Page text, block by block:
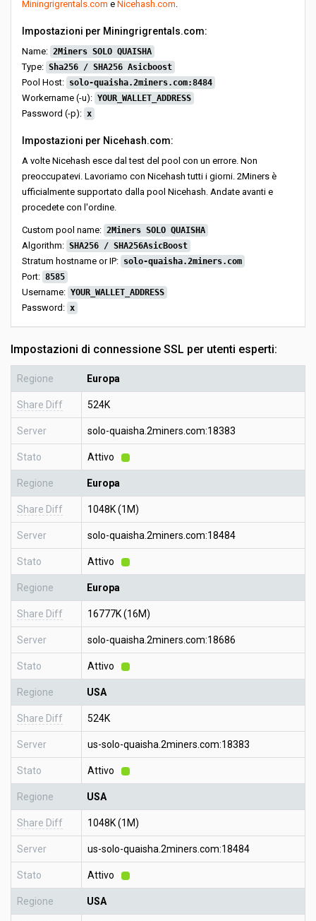
Miningrigrentals.com e Nicehash.com.
Impostazioni per Miningrigrentals.com:
Name: 2Miners SOLO QUAISHA
Type: Sha256 / SHA256 Asicboost
Pool Host: solo-quaisha.2miners.com:8484
Workername (-u): YOUR_WALLET_ADDRESS
Password (-p): x
Impostazioni per Nicehash.com:
A volte Nicehash esce dal test del pool con un errore. Non
preoccupatevi. Lavoriamo con Nicehash tutti i giorni. 2Miners è
ufficialmente supportato dalla pool Nicehash. Andate avanti e
procedete con l'ordine.
Custom pool name: 2Miners SOLO QUAISHA
Algorithm: SHA256 / SHA256AsicBoost
Stratum hostname or IP: solo-quaisha.2miners.com
Port: 8585
Username: YOUR_WALLET_ADDRESS
Password: x
Impostazioni di connessione SSL per utenti esperti:
Regione Europa
Share Diff 524K
Server solo-quaisha.2miners.com:18383
Stato Attivo
Regione Europa
Share Diff 1048K (1M)
Server solo-quaisha.2miners.com:18484
Stato Attivo
Regione Europa
Share Diff 16777K (16M)
Server solo-quaisha.2miners.com:18686
Stato Attivo
Regione USA
Share Diff 524K
Server us-solo-quaisha.2miners.com:18383
Stato Attivo
Regione USA
Share Diff 1048K (1M)
Server us-solo-quaisha.2miners.com:18484
Stato Attivo
Regione USA